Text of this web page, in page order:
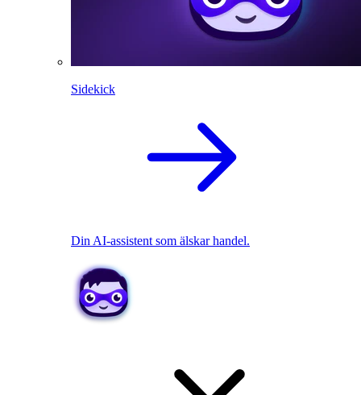
Sidekick
Din AI-assistent som älskar handel.